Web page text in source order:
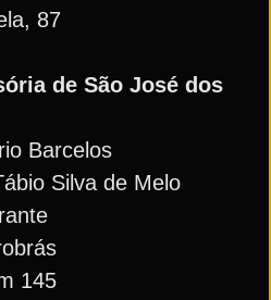
87
de São José dos
Barcelos
Silva de Melo
145